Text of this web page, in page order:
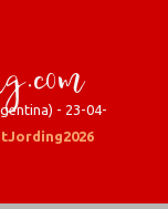
- 23-04-